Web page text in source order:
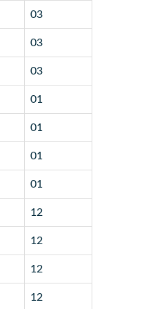
03
03
03
01
01
01
01
12
12
12
12